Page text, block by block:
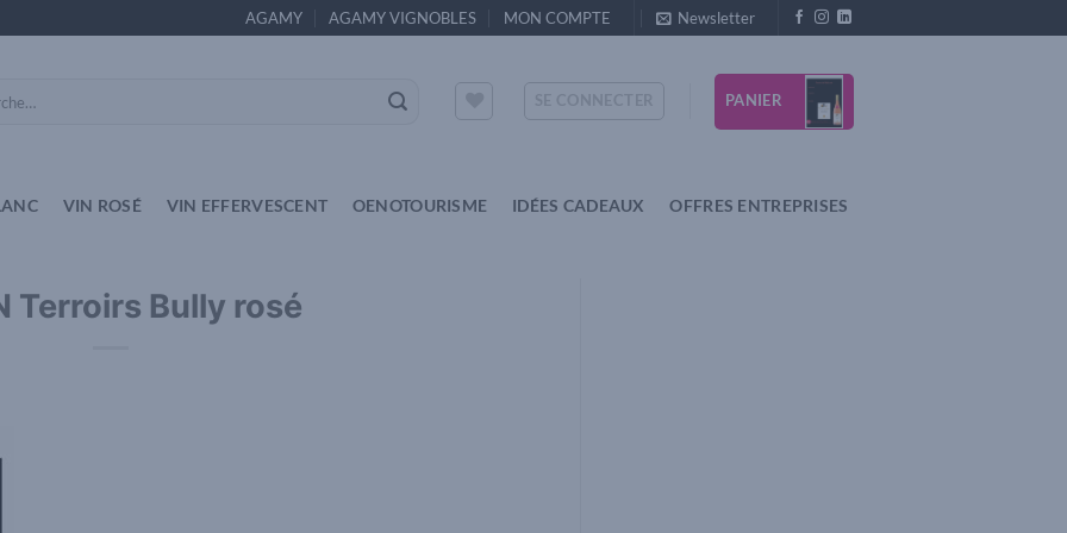
AGAMY AGAMY VIGNOBLES MON COMPTE Newsletter
PANIER
VIN ROSÉ VIN EFFERVESCENT OENOTOURISME IDÉES CADEAUX OFFRES ENTREPRISES
Terroirs Bully rosé